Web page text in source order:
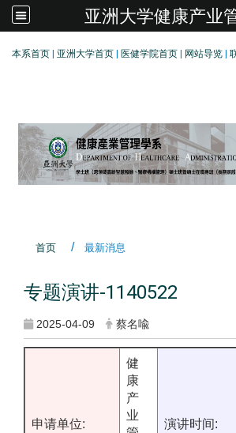
亚洲大学健康产业
本系首页 亚洲大学首页 医健学院首页 网站导览
首页 最新消息
专题演讲-1140522
2025-04-09 蔡名喩
申请单位:
健
康
产
业
演讲时间: